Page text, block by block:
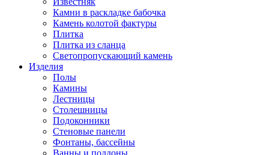
Камни в раскладке бабочка
Камень колотой фактуры
Плитка
Плитка из сланца
Светопропускающий камень
Изделия
Полы
Камины
Лестницы
Столешницы
Подоконники
Стеновые панели
Фонтаны, бассейны
Ванны и поддоны